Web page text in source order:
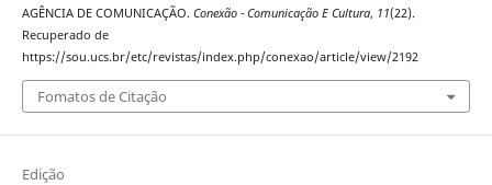
AGÊNCIA DE COMUNICAÇÃO. Conexão - Comunicação E Cultura, 11(22).
Recuperado de
https://sou.ucs.br/etc/revistas/index.php/conexao/article/view/2192
Fomatos de Citação
Edição